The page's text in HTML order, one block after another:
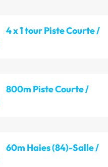
4 x 1 tour Piste Courte /
800m Piste Courte /
60m Haies (84)-Salle /